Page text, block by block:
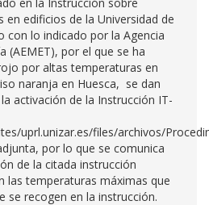
edificios de la Universidad de
con lo indicado por la Agencia
(AEMET), por el que se ha
por altas temperaturas en
naranja en Huesca, se dan
activación de la Instrucción IT-
uprl.unizar.es/files/archivos/
por lo que se comunica
de la citada instrucción
las temperaturas máximas que
se recogen en la instrucción.